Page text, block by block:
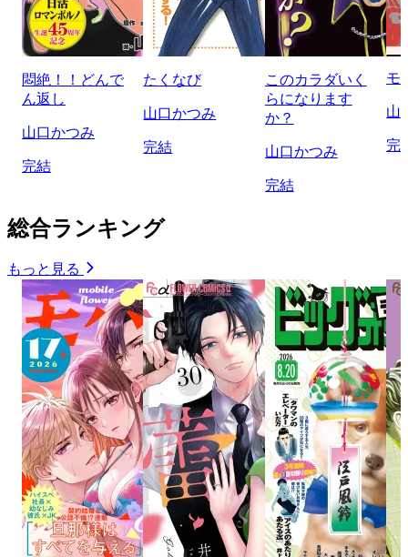
悶絶！！どんで
ん返し
山口かつみ
完結
たくなび
山口かつみ
完結
このカラダいく
らになります
か？
山口かつみ
完結
モ
山
完
総合ランキング
もっと見る